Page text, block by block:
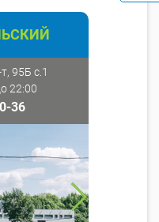
95Б с.1
22:00
36